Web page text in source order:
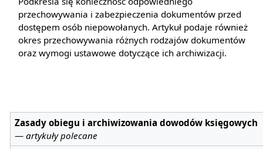
przechowywania i zabezpieczenia dokumentów przed
dostępem osób niepowołanych. Artykuł podaje również
okres przechowywania różnych rodzajów dokumentów
oraz wymogi ustawowe dotyczące ich archiwizacji.
Zasady obiegu i archiwizowania dowodów księgowych
—artykuły polecane